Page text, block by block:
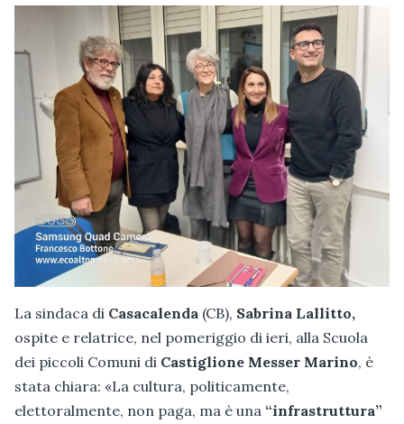
La sindaca di Casacalenda (CB), Sabrina Lallitto,
ospite e relatrice, nel pomeriggio di ieri, alla Scuola
dei piccoli Comuni di Castiglione Messer Marino, è
stata chiara: «La cultura, politicamente,
elettoralmente, non paga, ma è una “infrastruttura”